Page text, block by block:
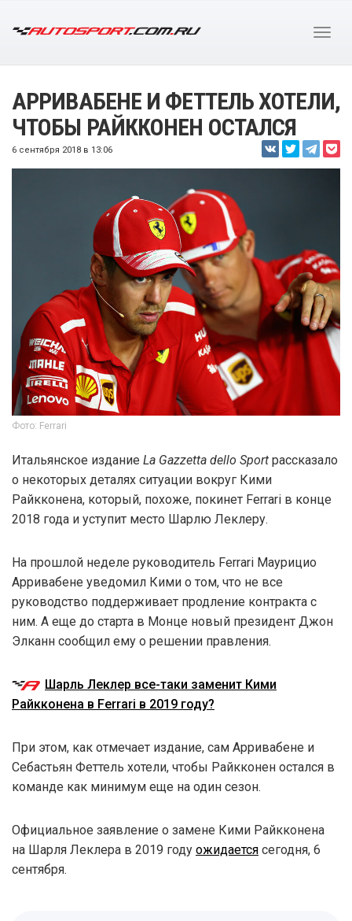
АРРИВАБЕНЕ И ФЕТТЕЛЬ ХОТЕЛИ,
ЧТОБЫ РАЙККОНЕН ОСТАЛСЯ
6 сентября 2018 в 13:06
Фото: Ferrari
Итальянское издание La Gazzetta dello Sport рассказало
о некоторых деталях ситуации вокруг Кими
Райкконена, который, похоже, покинет Ferrari в конце
2018 года и уступит место Шарлю Леклеру.
На прошлой неделе руководитель Ferrari Маурицио
Арривабене уведомил Кими о том, что не все
руководство поддерживает продление контракта с
ним. А еще до старта в Монце новый президент Джон
Элканн сообщил ему о решении правления.
Шарль Леклер все-таки заменит Кими
Райкконена в Ferrari в 2019 году?
При этом, как отмечает издание, сам Арривабене и
Себастьян Феттель хотели, чтобы Райкконен остался в
команде как минимум еще на один сезон.
Официальное заявление о замене Кими Райкконена
на Шарля Леклера в 2019 году ожидается сегодня, 6
сентября.